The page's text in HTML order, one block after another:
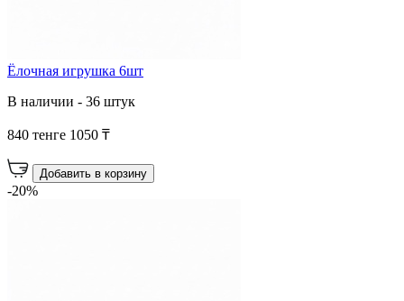
Ёлочная игрушка 6шт
В наличии - 36 штук
840 тенге 1050 ₸
Добавить в корзину
-20%